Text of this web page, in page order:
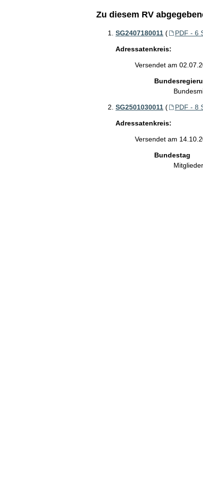
Zu diesem RV
SG2407180011 ( PDF - 6
Adressatenkreis:
Versendet am
SG2501030011 ( PDF - 8
Adressatenkreis:
Versendet am
Bundestag